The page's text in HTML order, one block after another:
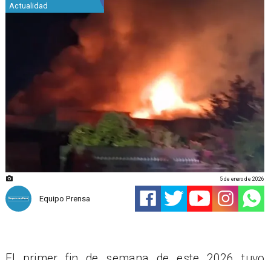
Actualidad
Equipo Prensa
5 de enero de 2026